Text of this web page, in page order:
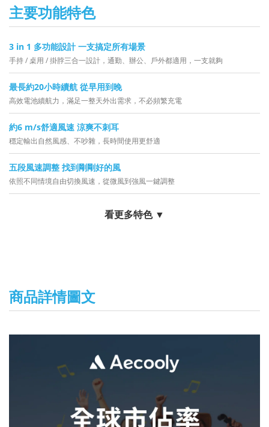
主要功能特色
3 in 1 多功能設計 一支搞定所有場景
手持 / 桌用 / 掛脖三合一設計，通勤、辦公、戶外都適用，一支就夠
最長約20小時續航 從早用到晚
高效電池續航力，滿足一整天外出需求，不必頻繁充電
約6 m/s舒適風速 涼爽不刺耳
穩定輸出自然風感、不吵雜，長時間使用更舒適
五段風速調整 找到剛剛好的風
依照不同情境自由切換風速，從微風到強風一鍵調整
看更多特色 ▼
商品詳情圖文